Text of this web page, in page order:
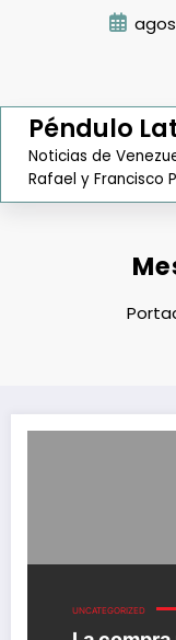
Péndulo
Noticias de
Rafael y Francisco
UNCATEGORIZED